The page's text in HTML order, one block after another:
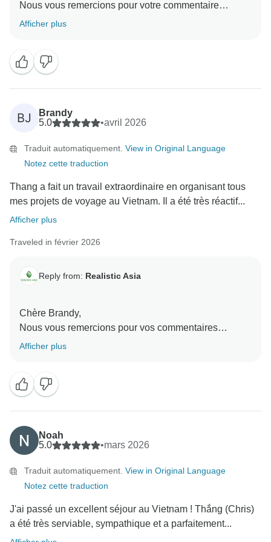
Nous vous remercions pour votre commentaire
aimable et détaillé. Nous sommes ravis d'apprendre
d'Ha Long et les collines de Ba Na. Nous apprécions
vraiment vos suggestions judicieuses. Nous vous
remercions encore une fois d'avoir voyagé avec nous
et de nous avoir recommandés. Nous espérons vous
accueillir à nouveau bientôt !
l'expression de nos salutations distinguées,
Afficher plus
BJ
Brandy
5.0
•avril 2026
Traduit automatiquement. View in Original Language
Notez cette traduction
Thang a fait un travail extraordinaire en organisant tous
mes projets de voyage au Vietnam. Il a été très réactif...
Afficher plus
Traveled in février 2026
Reply from: Realistic Asia
Chère Brandy,
Nous vous remercions pour vos commentaires
élogieux ! Nous sommes ravis d'apprendre que tout
heureux de savoir que son soutien et ses
arrangements ont répondu à vos attentes. Ce fut un
plaisir de vous aider, et nous apprécions vraiment
votre recommandation de Realistic Asia. Nous
espérons vous accueillir à nouveau pour un autre
voyage bientôt !
Nous vous prions d'agréer, Madame, Monsieur,
l'expression de nos salutations distinguées,
Afficher plus
Noah
5.0
•mars 2026
Traduit automatiquement. View in Original Language
Notez cette traduction
J'ai passé un excellent séjour au Vietnam ! Thắng (Chris)
a été très serviable, sympathique et a parfaitement...